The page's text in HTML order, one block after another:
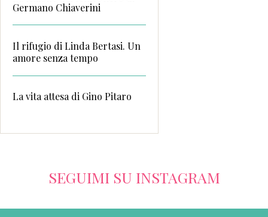
Germano Chiaverini
Il rifugio di Linda Bertasi. Un
amore senza tempo
La vita attesa di Gino Pitaro
SEGUIMI SU INSTAGRAM